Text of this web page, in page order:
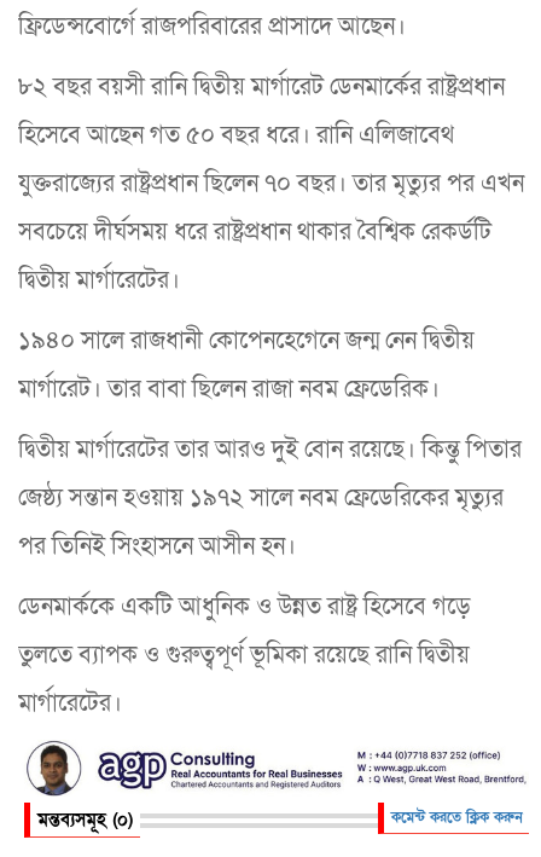
ফ্রিডেন্সবোর্গে রাজপরিবারের প্রাসাদে আছেন।
৮২ বছর বয়সী রানি দ্বিতীয় মার্গারেট ডেনমার্কের রাষ্ট্রপ্রধান
হিসেবে আছেন গত ৫০ বছর ধরে। রানি এলিজাবেথ
যুক্তরাজ্যের রাষ্ট্রপ্রধান ছিলেন ৭০ বছর। তার মৃত্যুর পর এখন
সবচেয়ে দীর্ঘসময় ধরে রাষ্ট্রপ্রধান থাকার বৈশ্বিক রেকর্ডটি
দ্বিতীয় মার্গারেটের।
১৯৪০ সালে রাজধানী কোপেনহেগেনে জন্ম নেন দ্বিতীয়
মার্গারেট। তার বাবা ছিলেন রাজা নবম ফ্রেডেরিক।
দ্বিতীয় মার্গারেটের তার আরও দুই বোন রয়েছে। কিন্তু পিতার
জেষ্ঠ্য সন্তান হওয়ায় ১৯৭২ সালে নবম ফ্রেডেরিকের মৃত্যুর
পর তিনিই সিংহাসনে আসীন হন।
ডেনমার্ককে একটি আধুনিক ও উন্নত রাষ্ট্র হিসেবে গড়ে
তুলতে ব্যাপক ও গুরুত্বপূর্ণ ভূমিকা রয়েছে রানি দ্বিতীয়
মার্গারেটের।
মন্তব্যসমূহ (০) কমেন্ট করতে ক্লিক করুন